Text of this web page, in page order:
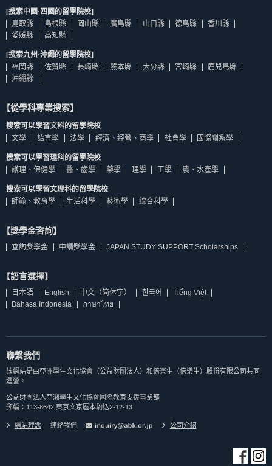
[搜索中國·四國的留學院校]
鳥取縣
島根縣 岡山縣 廣島縣 山口縣 德島縣
香川縣
愛媛縣
高知縣
[搜索九州·沖繩的留學院校]
福岡縣
佐賀縣 長崎縣 熊本縣 大分縣 宮崎縣
鹿兒島縣
沖繩縣
【從學科專業搜索】
搜索可以學習文科的留學院校
文學
語言學 法學 經濟、經營、商學 社會學 國際關系學
搜索可以學習理科的留學院校
護理、保健學
醫、齒學 藥學 理學 工學 農、水產學
搜索可以學習文理科的留學院校
師範、教育學
生活科學 藝術學 綜合科學
【獎學金咨詢】
查詢獎學金 申請獎學金 JAPAN STUDY SUPPORT Scholarships
【語言選擇】
日本語 English 中文（简体字） 한국어
Tiếng Việt
Bahasa Indonesia
ภาษาไทย
聯繫我們
該網站是由亞洲學生文化協會（公益財團法人）和倍楽生（倍樂生）股份有限公司共同
運營。
公益財團法人亞洲學生文化協會國際教育支援事業部
郵編：113-8642 東京文京區本駒込2-12-13
網站理念 連絡我們 公司介紹